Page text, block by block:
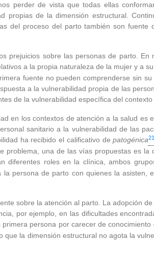
perder de vista que todas ellas
propias de la dimensión estructural.
del proceso del parto también son
prejuicios sobre las personas de parto. En
a la propia naturaleza de la mujer y a
fuente no pueden comprenderse sin
a la vulnerabilidad propia de las
de la vulnerabilidad específica del
en los contextos de atención a la salud es
sanitario a la vulnerabilidad de las
ha recibido el calificativo depatogénica21
problema, una de las vías propuestas es
diferentes roles en la clínica, ambos
persona de parto con quienes la asisten,
sobre la atención al parto. La adopción
por ejemplo, en las dificultades
persona por carecer de
la dimensión estructural no agota la